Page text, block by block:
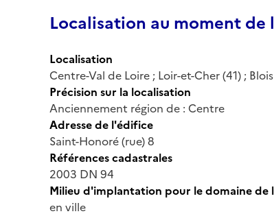
Localisation au moment
Localisation
Centre-Val de Loire ; Loir-et-Cher (41) ;
Précision sur la localisation
Anciennement région de : Centre
Adresse de l'édifice
Saint-Honoré (rue) 8
Références cadastrales
2003 DN 94
Milieu d'implantation pour le domaine de
en ville